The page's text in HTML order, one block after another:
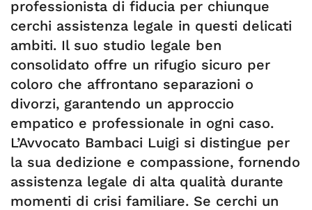
professionista di fiducia per chiunque
cerchi assistenza legale in questi delicati
ambiti. Il suo studio legale ben
consolidato offre un rifugio sicuro per
coloro che affrontano separazioni o
divorzi, garantendo un approccio
empatico e professionale in ogni caso.
L’Avvocato Bambaci Luigi si distingue per
la sua dedizione e compassione, fornendo
assistenza legale di alta qualità durante
momenti di crisi familiare. Se cerchi un